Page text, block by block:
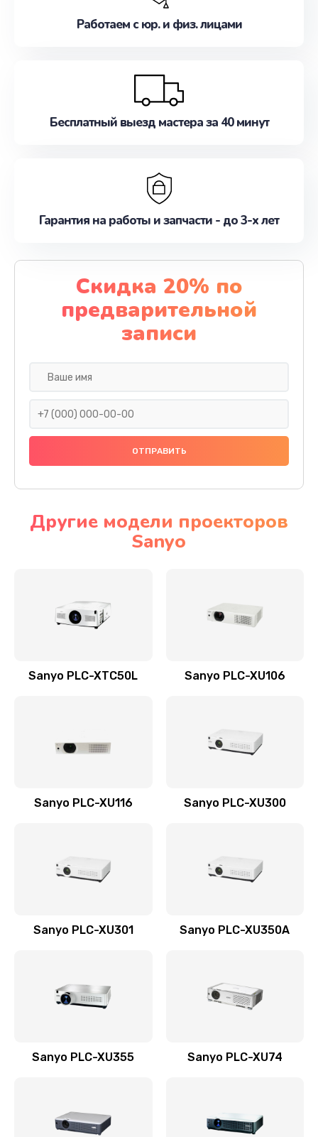
Работаем с юр. и физ. лицами
Бесплатный выезд мастера за 40 минут
Гарантия на работы и запчасти - до 3-х лет
Скидка 20% по
предварительной
записи
Другие модели проекторов
Sanyo
Sanyo PLC-XTC50L Sanyo PLC-XU106
Sanyo PLC-XU116 Sanyo PLC-XU300
Sanyo PLC-XU301 Sanyo PLC-XU350A
Sanyo PLC-XU355 Sanyo PLC-XU74